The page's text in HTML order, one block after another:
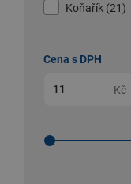
Koňařík (21)
Cena s DPH
Kč